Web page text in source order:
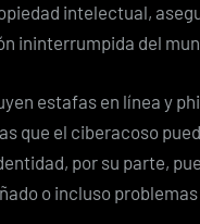
intelectual,
ininterrumpida del
estafas en línea y
que el ciberacoso
por su parte,
o incluso